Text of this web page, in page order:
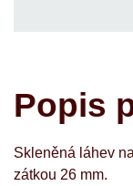
Popis
Skleněná láhev
zátkou 26 mm.